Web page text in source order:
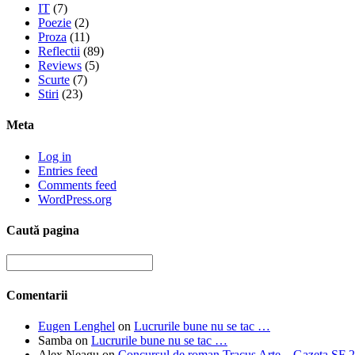
IT (7)
Poezie (2)
Proza (11)
Reflectii (89)
Reviews (5)
Scurte (7)
Stiri (23)
Meta
Log in
Entries feed
Comments feed
WordPress.org
Caută pagina
Comentarii
Eugen Lenghel on Lucrurile bune nu se tac …
Samba on Lucrurile bune nu se tac …